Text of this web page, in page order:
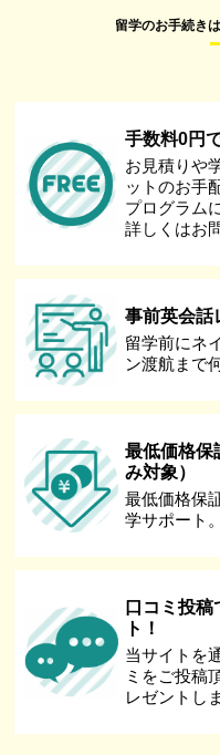
留学のお手続き
手数料0円
お見積りや
ットのお手
プログラム
詳しくはお
事前英会話
留学前にネ
ン渡航まで
最低価格
み対象）
最低価格保
学サポート。
口コミ投
ト！
当サイトを
ミをご投稿
レゼントし